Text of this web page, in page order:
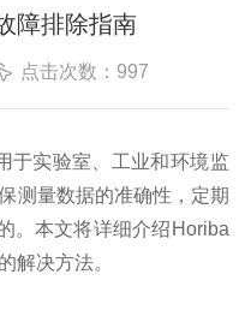
障排除指南
点击次数：997
于实验室、工业和环境监
测量数据的准确性，定期
。本文将详细介绍Horiba
解决方法。